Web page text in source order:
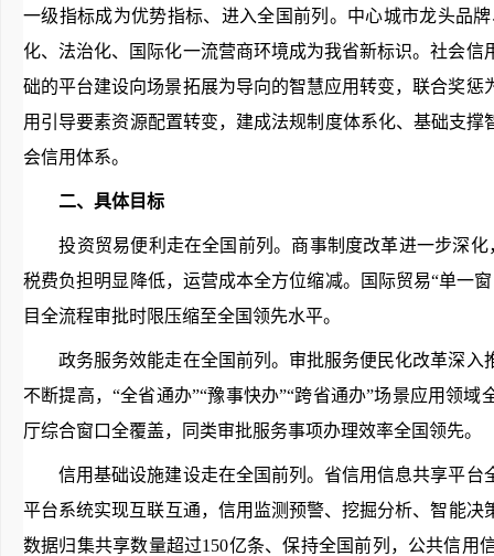
一级指标成为优势指标、进入全国前列。中心城市龙头品
化、法治化、国际化一流营商环境成为我省新标识。社会
础的平台建设向场景拓展为导向的智慧应用转变，联合奖
用引导要素资源配置转变，建成法规制度体系化、基础支
会信用体系。
二、具体目标
投资贸易便利走在全国前列。商事制度改革进一步深化
税费负担明显降低，运营成本全方位缩减。国际贸易“单一
目全流程审批时限压缩至全国领先水平。
政务服务效能走在全国前列。审批服务便民化改革深入
不断提高，“全省通办”“豫事快办”“跨省通办”场景应用领
厅综合窗口全覆盖，同类审批服务事项办理效率全国领先。
信用基础设施建设走在全国前列。省信用信息共享平台
平台系统实现互联互通，信用监测预警、挖掘分析、智能
数据归集共享数量超过150亿条、保持全国前列，公共信